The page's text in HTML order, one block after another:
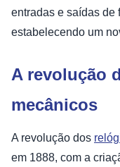
entradas e saídas de
estabelecendo um
A revolução
mecânicos
A revolução dos
em 1888, com a